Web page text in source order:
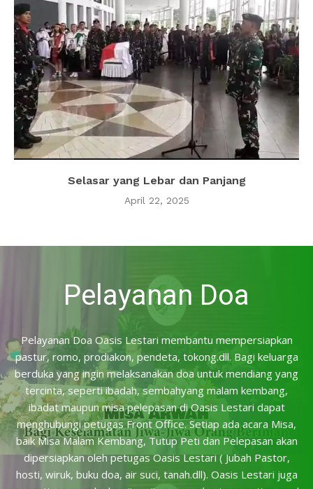
Selasar yang Lebar dan Panjang
April 22, 2025
Pelayanan Doa
Pelayanan Doa Oasis Lestari membantu mempersiapkan
pastur, romo, prodiakon, pendeta, tokong.dll. Bagi keluarga
berduka yang ingin melaksanakan doa untuk mendiang yang
tercinta, seperti ibadah, sembahyang malam kembang,
ibadat maupun misa pelepasan di Oasis Lestari dapat
menghubungi petugas Front Office. Setiap ada acara Misa,
baik Misa Malam Kembang, Tutup Peti dan Pelepasan akan
dipersiapkan oleh petugas Oasis Lestari ( Jubah Pastor,
hosti, wiruk, buku doa, air suci, tanah.dll). Oasis Lestari juga